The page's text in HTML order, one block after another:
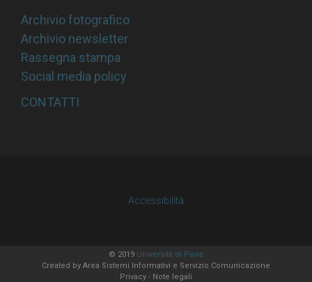
Archivio fotografico
Archivio newsletter
Rassegna stampa
Social media policy
CONTATTI
Accessibilità
© 2019 Università di Pavia
Created by Area Sistemi Informativi e Servizio Comunicazione
Privacy - Note legali